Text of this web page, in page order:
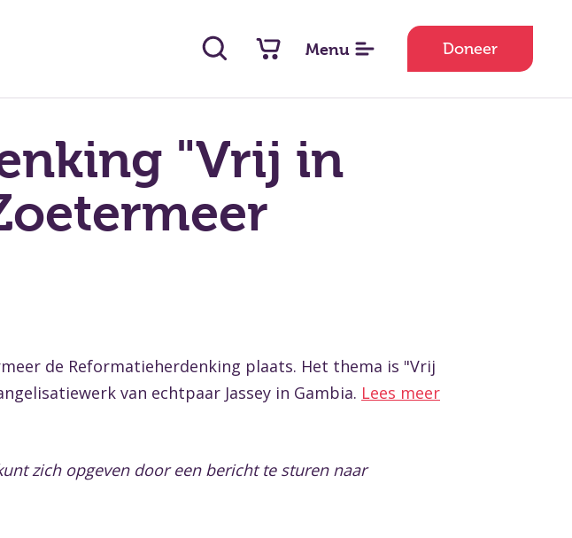
Menu Doneer
"Vrij in
de Reformatieherdenking plaats. Het thema is "Vrij
van echtpaar Jassey in Gambia. Lees meer
zich opgeven door een bericht te sturen naar